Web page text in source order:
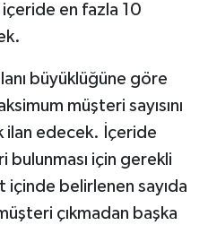
içeride en fazla 10
büyüklüğüne göre
müşteri sayısını
ilan edecek. İçeride
bulunması için gerekli
belirlenen sayıda
çıkmadan başka